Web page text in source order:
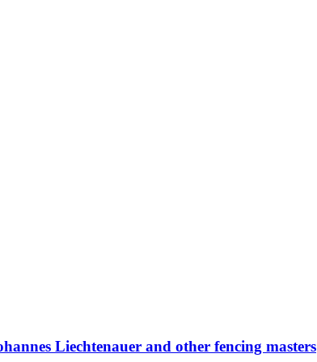
Liechtenauer and other fencing masters